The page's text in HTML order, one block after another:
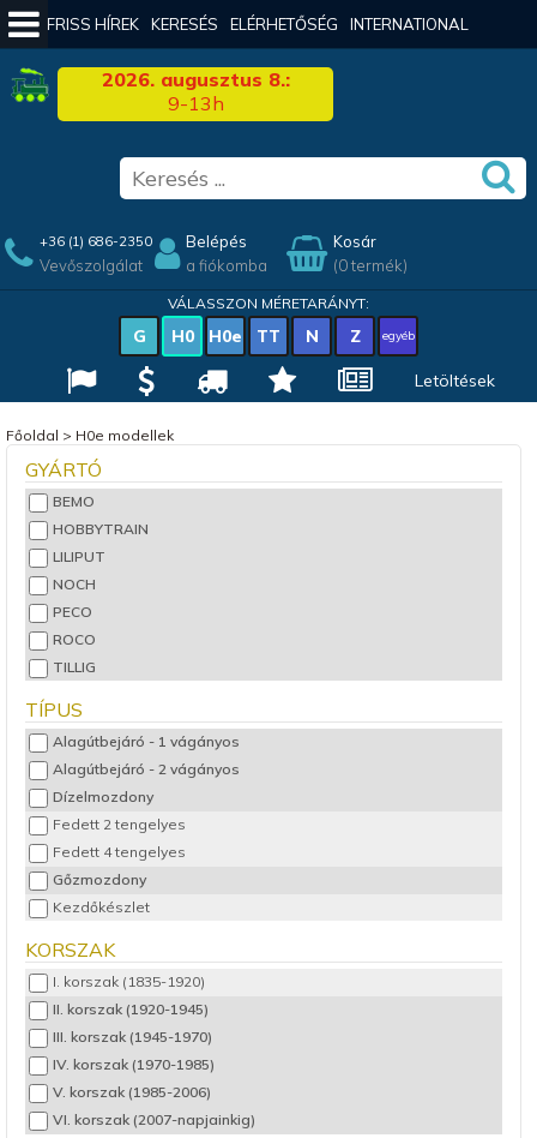
FRISS HÍREK KERESÉS ELÉRHETŐSÉG INTERNATIONAL
2026. augusztus 8.:
9-13h
+36 (1) 686-2350
Vevőszolgálat
Belépés
a fiókomba
Kosár
(0 termék)
VÁLASSZON MÉRETARÁNYT:
G H0 H0e TT N Z egyéb
Letöltések
Főoldal > H0e modellek
GYÁRTÓ
BEMO
HOBBYTRAIN
LILIPUT
NOCH
PECO
ROCO
TILLIG
TÍPUS
Alagútbejáró - 1 vágányos
Alagútbejáró - 2 vágányos
Dízelmozdony
Fedett 2 tengelyes
Fedett 4 tengelyes
Gőzmozdony
Kezdőkészlet
Kezdőkészlet - digitális
Motorvonat
Nyitott 2 tengelyes
Nyitott 4 tengelyes
Posta/Poggyászkocsi
Rakoncás kocsi
Sínek
KORSZAK
I. korszak (1835-1920)
II. korszak (1920-1945)
III. korszak (1945-1970)
IV. korszak (1970-1985)
V. korszak (1985-2006)
VI. korszak (2007-napjainkig)